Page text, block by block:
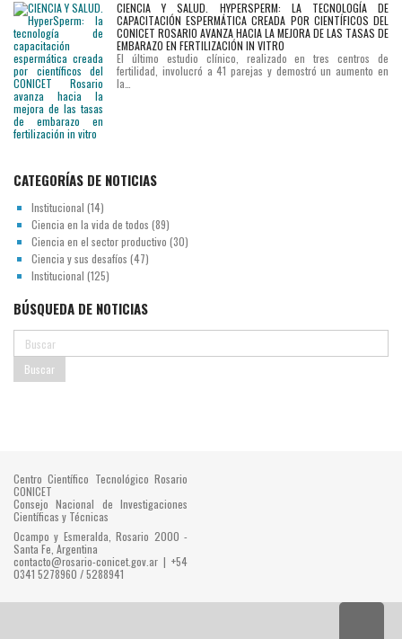
CIENCIA Y SALUD. HYPERSPERM: LA TECNOLOGÍA DE
CAPACITACIÓN ESPERMÁTICA CREADA POR CIENTÍFICOS DEL
CONICET ROSARIO AVANZA HACIA LA MEJORA DE LAS TASAS DE
EMBARAZO EN FERTILIZACIÓN IN VITRO
El último estudio clínico, realizado en tres centros de
fertilidad, involucró a 41 parejas y demostró un aumento en
la…
CATEGORÍAS DE NOTICIAS
Institucional (14)
Ciencia en la vida de todos (89)
Ciencia en el sector productivo (30)
Ciencia y sus desafíos (47)
Institucional (125)
BÚSQUEDA DE NOTICIAS
Centro Científico Tecnológico Rosario
CONICET
Consejo Nacional de Investigaciones
Científicas y Técnicas
Ocampo y Esmeralda, Rosario 2000 -
Santa Fe, Argentina
contacto@rosario-conicet.gov.ar | +54
0341 5278960 / 5288941